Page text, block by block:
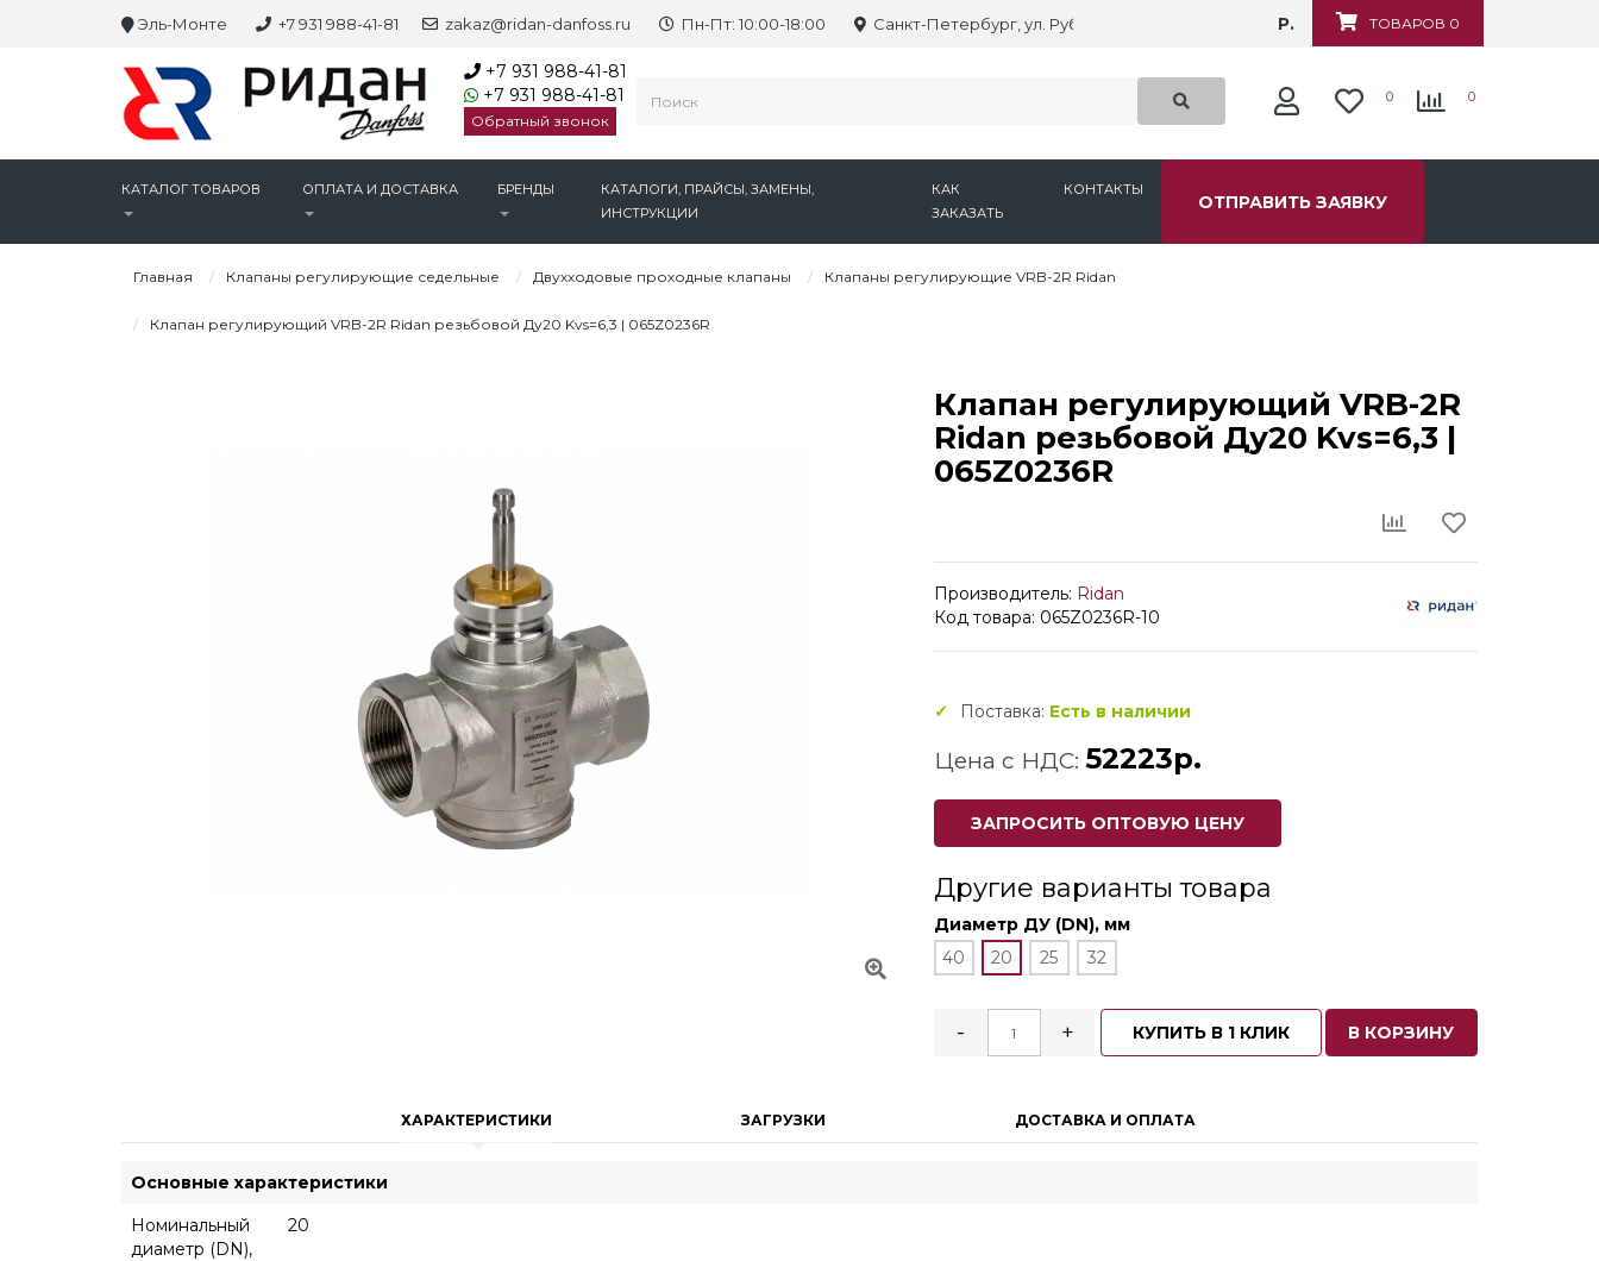
Эль-Монте +7 931 988-41-81 zakaz@ridan-danfoss.ru Пн-Пт: 10:00-18:00 Санкт-Петербург, ул. Рубежная, д.6 ТОВАРОВ 0
Р.
+7 931 988-41-81
+7 931 988-41-81
Обратный звонок
0 0
КАТАЛОГ ТОВАРОВ ОПЛАТА И ДОСТАВКА БРЕНДЫ
КАТАЛОГИ, ПРАЙСЫ, ЗАМЕНЫ,
ИНСТРУКЦИИ
КАК
ЗАКАЗАТЬ
КОНТАКТЫ
ОТПРАВИТЬ ЗАЯВКУ
Главная Клапаны регулирующие седельные Двухходовые проходные клапаны Клапаны регулирующие VRB-2R Ridan
Клапан регулирующий VRB-2R Ridan резьбовой Ду20 Kvs=6,3 | 065Z0236R
Клапан регулирующий VRB-2R
Ridan резьбовой Ду20 Kvs=6,3 |
065Z0236R
Производитель: Ridan
Код товара: 065Z0236R-10
Поставка: Есть в наличии
Цена с НДС: 52223р.
ЗАПРОСИТЬ ОПТОВУЮ ЦЕНУ
Другие варианты товара
Диаметр ДУ (DN), мм
40
20 25 32
- + КУПИТЬ В 1 КЛИК В КОРЗИНУ
ХАРАКТЕРИСТИКИ ЗАГРУЗКИ ДОСТАВКА И ОПЛАТА
Основные характеристики
Номинальный
диаметр (DN),
20